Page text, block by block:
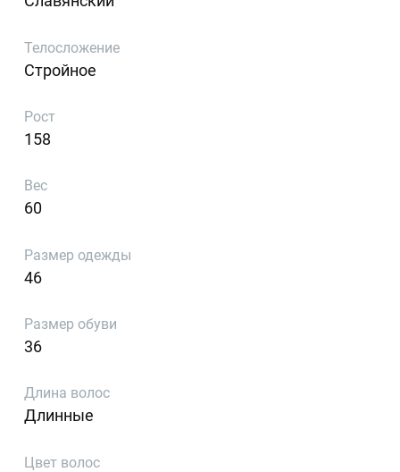
Телосложение
Стройное
Рост
158
Вес
60
Размер одежды
46
Размер обуви
36
Длина волос
Длинные
Цвет волос